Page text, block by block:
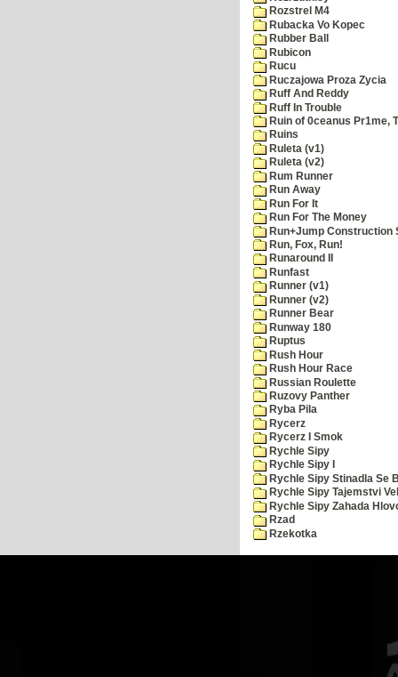
Rozstrel M4
Rubacka Vo Kopec
Rubber Ball
Rubicon
Rucu
Ruczajowa Proza Zycia
Ruff And Reddy
Ruff In Trouble
Ruin of 0ceanus Pr1me,
Ruins
Ruleta (v1)
Ruleta (v2)
Rum Runner
Run Away
Run For It
Run For The Money
Run+Jump Construction
Run, Fox, Run!
Runaround II
Runfast
Runner (v1)
Runner (v2)
Runner Bear
Runway 180
Ruptus
Rush Hour
Rush Hour Race
Russian Roulette
Ruzovy Panther
Ryba Pila
Rycerz
Rycerz I Smok
Rychle Sipy
Rychle Sipy I
Rychle Sipy Stinadla Se
Rychle Sipy Tajemstvi
Rychle Sipy Zahada
Rzad
Rzekotka